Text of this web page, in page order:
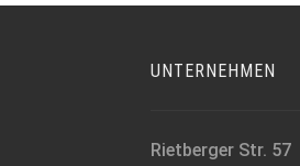
UNTERNEHMEN
Rietberger Str. 57